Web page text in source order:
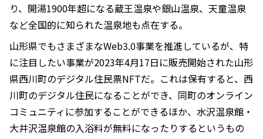
り、開湯1900年超になる蔵王温泉や銀山温泉、天童温泉
など全国的に知られた温泉地も点在する。
山形県でもさまざまなWeb3.0事業を推進しているが、特
に注目したい事業が2023年4月17日に販売開始された山形
県西川町のデジタル住民票NFTだ。これは保有すると、西
川町のデジタル住民になることができ、同町のオンライン
コミュニティに参加することができるほか、水沢温泉館・
大井沢温泉館の入浴料が無料になったりするというもの